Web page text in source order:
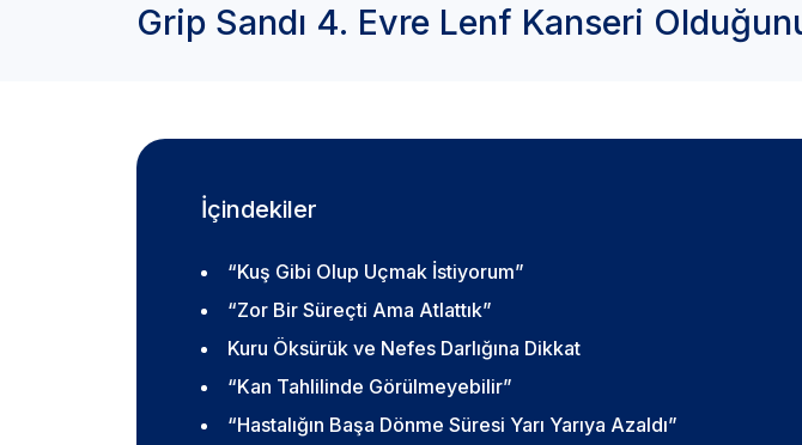
Grip Sandı 4. Evre Lenf Kanseri
İçindekiler
“Kuş Gibi Olup Uçmak İstiyorum”
“Zor Bir Süreçti Ama Atlattık”
Kuru Öksürük ve Nefes Darlığına Dikkat
“Kan Tahlilinde Görülmeyebilir”
“Hastalığın Başa Dönme Süresi Yarı Yarıya Azaldı”